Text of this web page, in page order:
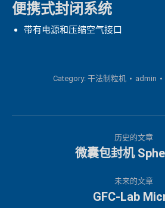
便携式封闭系统
带有电源和压缩空气接口
Category: 干法制粒机 admin
历史的文章
上
个
项
微囊包封机
未来的文章
下
GFC-Lab